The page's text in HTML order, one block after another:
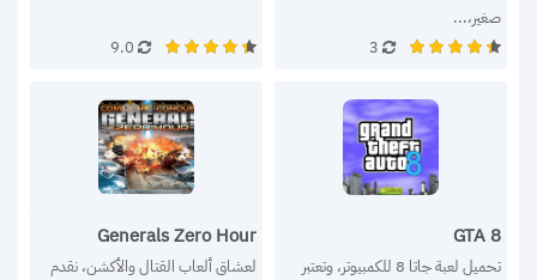
صغير،...
3
9.0
GTA 8
Generals Zero Hour